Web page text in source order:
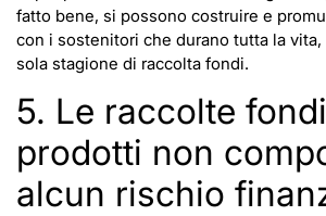
fatto bene, si possono costruire e
con i sostenitori che durano tutta la
sola stagione di raccolta fondi.
5. Le raccolte
prodotti non
alcun rischio